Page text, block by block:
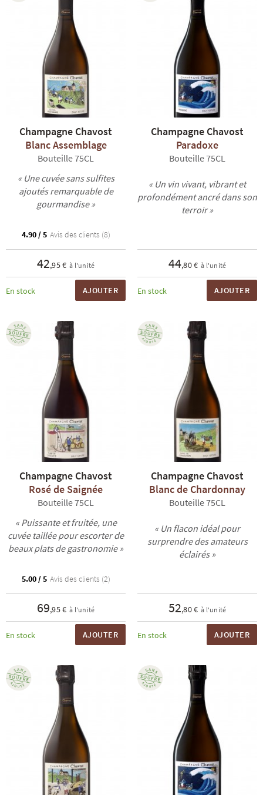
NOS COFFRETS DÉCOUVERTES NOS MEILLEURES VENTES
Champagne Chavost
Blanc Assemblage
Bouteille 75CL
« Une cuvée sans sulfites
ajoutés remarquable de
gourmandise »
4.90 / 5 Avis des clients (8)
42,95 € à l'unité
En stock AJOUTER
Champagne Chavost
Paradoxe
Bouteille 75CL
« Un vin vivant, vibrant et
profondément ancré dans son
terroir »
44,80 € à l'unité
En stock AJOUTER
Champagne Chavost
Rosé de Saignée
Bouteille 75CL
« Puissante et fruitée, une
cuvée taillée pour escorter de
beaux plats de gastronomie »
5.00 / 5 Avis des clients (2)
69,95 € à l'unité
En stock AJOUTER
Champagne Chavost
Blanc de Chardonnay
Bouteille 75CL
« Un flacon idéal pour
surprendre des amateurs
éclairés »
52,80 € à l'unité
En stock AJOUTER